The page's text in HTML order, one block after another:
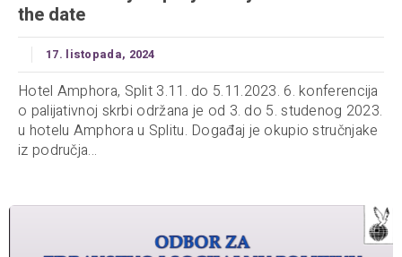
the date
17. listopada, 2024
Hotel Amphora, Split 3.11. do 5.11.2023. 6. konferencija
o palijativnoj skrbi održana je od 3. do 5. studenog 2023.
u hotelu Amphora u Splitu. Događaj je okupio stručnjake
iz područja...